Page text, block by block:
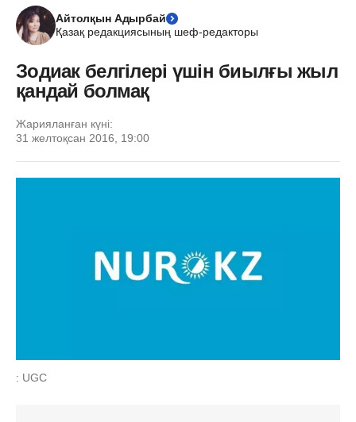
Айтолқын Адырбай
Қазақ редакциясының шеф-редакторы
Зодиак белгілері үшін биылғы жыл
қандай болмақ
Жарияланған күні:
31 желтоқсан 2016, 19:00
: UGC